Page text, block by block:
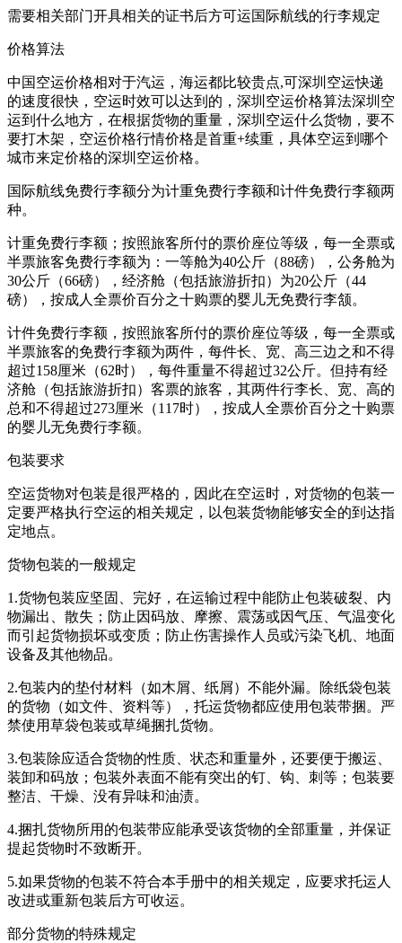
需要相关部门开具相关的证书后方可运国际航线的行李规定
价格算法
中国空运价格相对于汽运，海运都比较贵点,可深圳空运快递
的速度很快，空运时效可以达到的，深圳空运价格算法深圳空
运到什么地方，在根据货物的重量，深圳空运什么货物，要不
要打木架，空运价格行情价格是首重+续重，具体空运到哪个
城市来定价格的深圳空运价格。
国际航线免费行李额分为计重免费行李额和计件免费行李额两
种。
计重免费行李额；按照旅客所付的票价座位等级，每一全票或
半票旅客免费行李额为：一等舱为40公斤（88磅），公务舱为
30公斤（66磅），经济舱（包括旅游折扣）为20公斤（44
磅），按成人全票价百分之十购票的婴儿无免费行李颔。
计件免费行李额，按照旅客所付的票价座位等级，每一全票或
半票旅客的免费行李额为两件，每件长、宽、高三边之和不得
超过158厘米（62时），每件重量不得超过32公斤。但持有经
济舱（包括旅游折扣）客票的旅客，其两件行李长、宽、高的
总和不得超过273厘米（117时），按成人全票价百分之十购票
的婴儿无免费行李额。
包装要求
空运货物对包装是很严格的，因此在空运时，对货物的包装一
定要严格执行空运的相关规定，以包装货物能够安全的到达指
定地点。
货物包装的一般规定
1.货物包装应坚固、完好，在运输过程中能防止包装破裂、内
物漏出、散失；防止因码放、摩擦、震荡或因气压、气温变化
而引起货物损坏或变质；防止伤害操作人员或污染飞机、地面
设备及其他物品。
2.包装内的垫付材料（如木屑、纸屑）不能外漏。除纸袋包装
的货物（如文件、资料等），托运货物都应使用包装带捆。严
禁使用草袋包装或草绳捆扎货物。
3.包装除应适合货物的性质、状态和重量外，还要便于搬运、
装卸和码放；包装外表面不能有突出的钉、钩、刺等；包装要
整洁、干燥、没有异味和油渍。
4.捆扎货物所用的包装带应能承受该货物的全部重量，并保证
提起货物时不致断开。
5.如果货物的包装不符合本手册中的相关规定，应要求托运人
改进或重新包装后方可收运。
部分货物的特殊规定